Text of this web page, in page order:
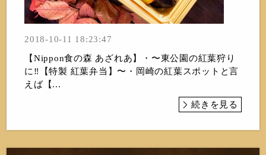
2018-10-11 18:23:47
【Nippon食の森 あざれあ】・〜東公園の紅葉狩り
に‼【特製 紅葉弁当】〜・岡崎の紅葉スポットと言
えば【...
続きを見る